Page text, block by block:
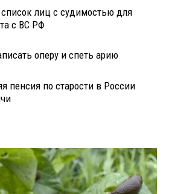
лиц с судимостью для
с ВС РФ
оперу и спеть арию
пенсия по старости в России